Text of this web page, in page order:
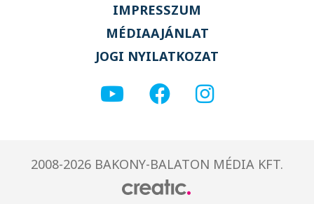
IMPRESSZUM
MÉDIAAJÁNLAT
JOGI NYILATKOZAT
2008-2026 BAKONY-BALATON MÉDIA KFT.